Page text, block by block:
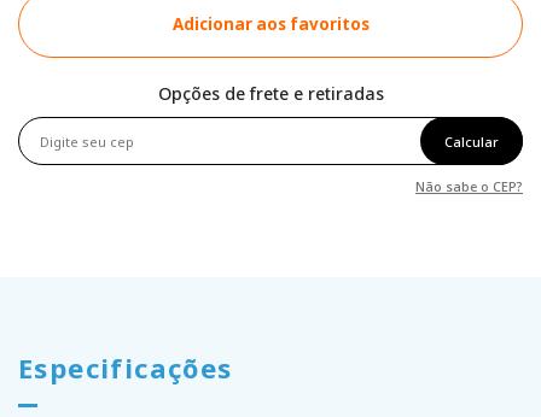
Adicionar aos favoritos
Opções de frete e retiradas
Calcular
Não sabe o CEP?
Especificações